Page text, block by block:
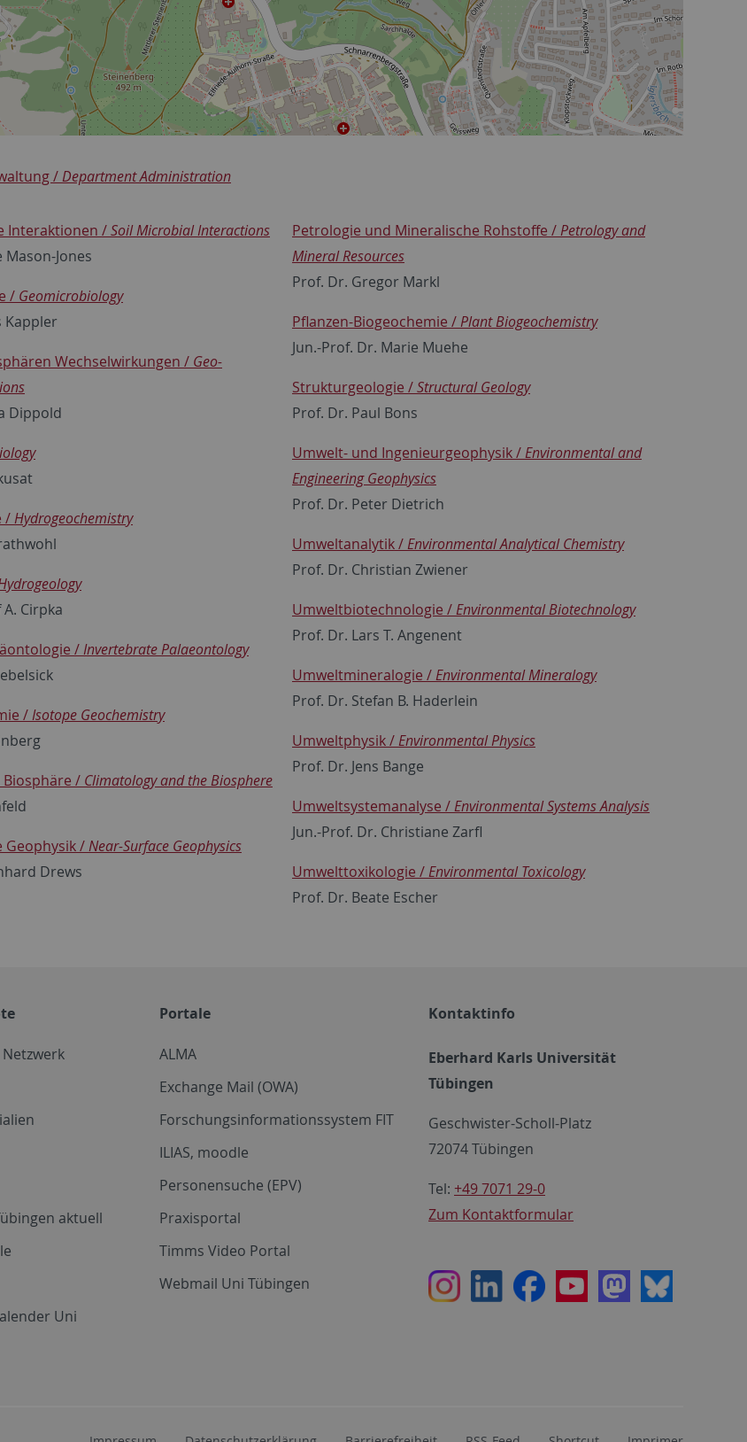
/Department Administration
Interaktionen /Soil Microbial Interactions
Mason-Jones
/ Geomicrobiology
Kappler
Wechselwirkungen / Geo-
Dippold
/Hydrogeochemistry
Cirpka
/Invertebrate Palaeontology
/Isotope Geochemistry
/ Climatology and the Biosphere
Geophysik /Near-Surface Geophysics
Drews
Petrologie und Mineralische Rohstoffe /Petrology and
Mineral Resources
Prof. Dr. Gregor Markl
Pflanzen-Biogeochemie /Plant Biogeochemistry
Jun.-Prof. Dr. Marie Muehe
Strukturgeologie /Structural Geology
Prof. Dr. Paul Bons
Umwelt- und Ingenieurgeophysik /Environmental and
Engineering Geophysics
Prof. Dr. Peter Dietrich
Umweltanalytik /Environmental Analytical Chemistry
Prof. Dr. Christian Zwiener
Umweltbiotechnologie /Environmental Biotechnology
Prof. Dr. Lars T. Angenent
Umweltmineralogie /Environmental Mineralogy
Prof. Dr. Stefan B. Haderlein
Umweltphysik /Environmental Physics
Prof. Dr. Jens Bange
Umweltsystemanalyse /Environmental Systems Analysis
Jun.-Prof. Dr. Christiane Zarfl
Umwelttoxikologie /Environmental Toxicology
Prof. Dr. Beate Escher
aktuell
Uni
Portale
ALMA
Exchange Mail (OWA)
Forschungsinformationssystem FIT
ILIAS, moodle
Personensuche (EPV)
Praxisportal
Timms Video Portal
Webmail Uni Tübingen
Kontaktinfo
Eberhard Karls Universität
Tübingen
Geschwister-Scholl-Platz
72074 Tübingen
Tel: +49 7071 29-0
Zum Kontaktformular
InstagramLinkedInFacebookYoutubeMastodon
Bluesky